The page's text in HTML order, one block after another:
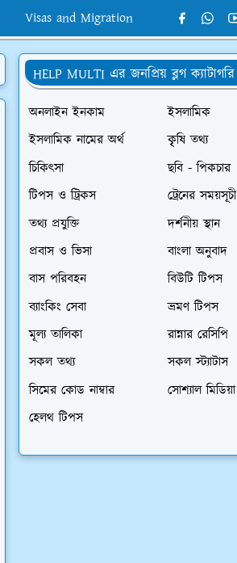
Visas and Migration
HELP MULTI এর জনপ্রিয় ব্লগ ক্যাটাগরি
অনলাইন ইনকাম
ইসলামিক
ইসলামিক নামের অর্থ
কৃৃষি তথ্য
চিকিৎসা
ছবি - পিকচার
টিপস ও ট্রিকস
ট্রেনের সময়সূচী
তথ্য প্রযুক্তি
দর্শনীয় স্থান
প্রবাস ও ভিসা
বাংলা অনুবাদ
বাস পরিবহন
বিউটি টিপস
ব্যাংকিং সেবা
ভ্রমণ টিপস
মূল্য তালিকা
রান্নার রেসিপি
সকল তথ্য
সকল স্ট্যাটাস
সিমের কোড নাম্বার
সোশ্যাল মিডিয়া
হেলথ টিপস